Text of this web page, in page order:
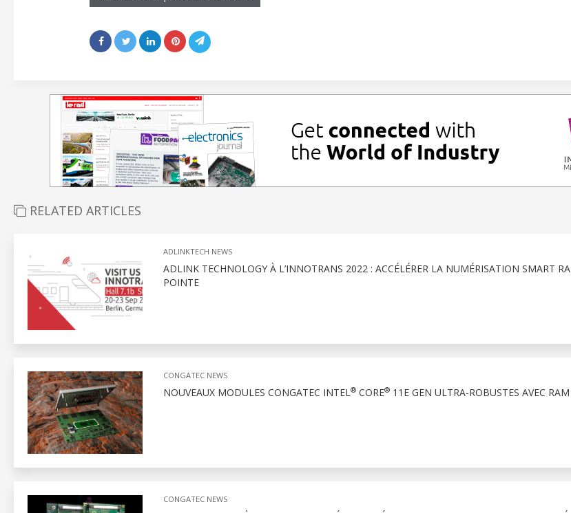
RELATED ARTICLES
ADLINKTECH NEWS
ADLINK TECHNOLOGY À L’INNOTRANS 2022 : ACCÉLÉRER LA NUMÉRISATION SMART
POINTE
CONGATEC NEWS
NOUVEAUX MODULES CONGATEC INTEL®CORE®11E GEN ULTRA-ROBUSTES AVEC
CONGATEC NEWS